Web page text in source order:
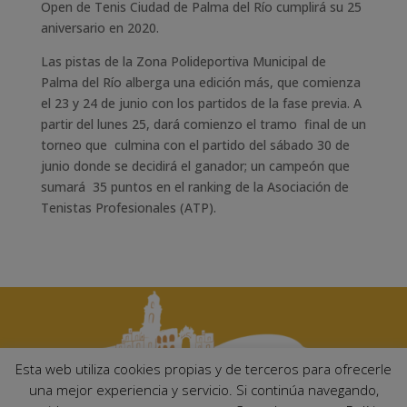
Open de Tenis Ciudad de Palma del Río cumplirá su 25
aniversario en 2020.
Las pistas de la Zona Polideportiva Municipal de
Palma del Río alberga una edición más, que comienza
el 23 y 24 de junio con los partidos de la fase previa. A
partir del lunes 25, dará comienzo el tramo final de un
torneo que culmina con el partido del sábado 30 de
junio donde se decidirá el ganador; un campeón que
sumará 35 puntos en el ranking de la Asociación de
Tenistas Profesionales (ATP).
Esta web utiliza cookies propias y de terceros para ofrecerle
una mejor experiencia y servicio. Si continúa navegando,